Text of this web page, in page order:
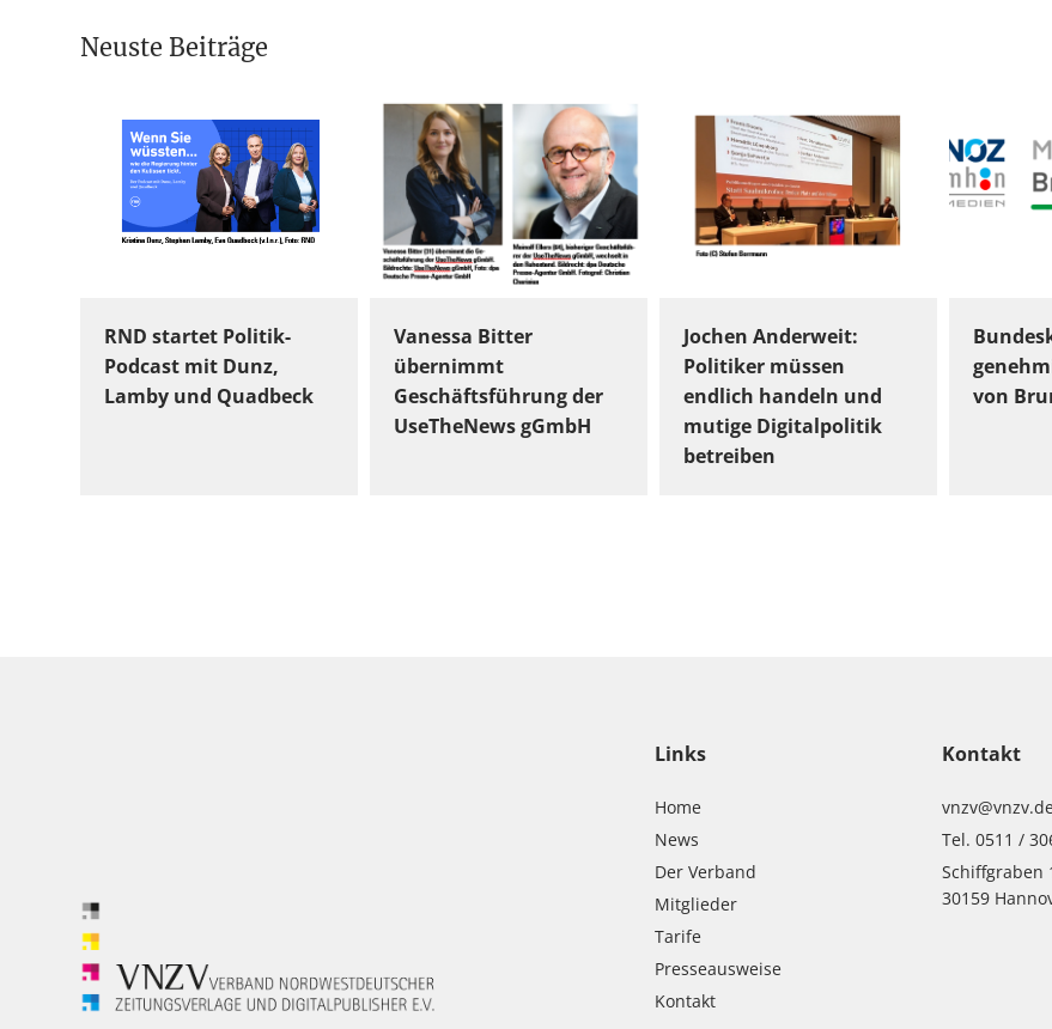
Neuste Beiträge
RND startet Politik-
Podcast mit Dunz,
Lamby und Quadbeck
Vanessa Bitter
übernimmt
Geschäftsführung der
UseTheNews gGmbH
Jochen Anderweit:
Politiker müssen
endlich handeln und
mutige Digitalpolitik
betreiben
von
Links
Home
News
Der Verband
Mitglieder
Tarife
Presseausweise
Kontakt
Kontakt
Tel. 0511 /
Schiffgraben
30159